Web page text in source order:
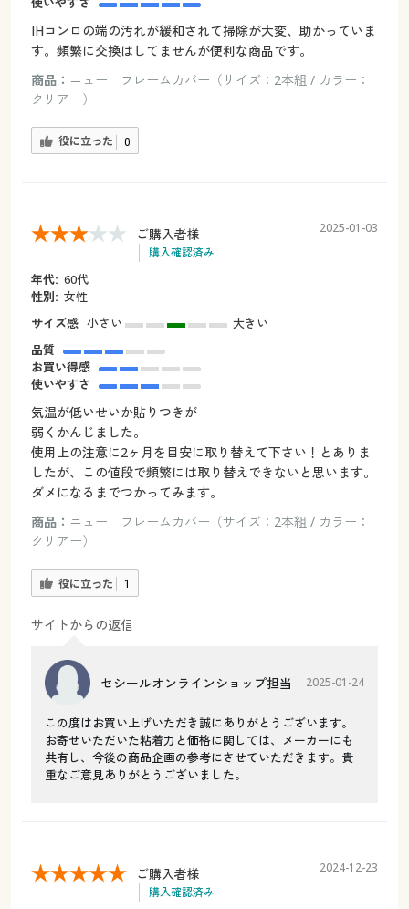
IHコンロの端の汚れが緩和されて掃除が大変、助かっていま
す。頻繁に交換はしてませんが便利な商品です。
商品： ニュー フレームカバー（サイズ：2本組 / カラー：
クリアー）
役に立った 0
ご購入者様
購入確認済み
2025-01-03
年代: 60代
性別: 女性
サイズ感 小さい
大きい
品質
お買い得感
使いやすさ
気温が低いせいか貼りつきが
弱くかんじました。
使用上の注意に2ヶ月を目安に取り替えて下さい！とありま
したが、この値段で頻繁には取り替えできないと思います。
ダメになるまでつかってみます。
商品： ニュー フレームカバー（サイズ：2本組 / カラー：
クリアー）
役に立った 1
サイトからの返信
セシールオンラインショップ担当 2025-01-24
この度はお買い上げいただき誠にありがとうございます。
お寄せいただいた粘着力と価格に関しては、メーカーにも
共有し、今後の商品企画の参考にさせていただきます。貴
重なご意見ありがとうございました。
ご購入者様
購入確認済み
2024-12-23